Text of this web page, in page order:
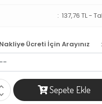
137,76 TL-
Ücreti İçin Arayınız :
Sepete Ekle